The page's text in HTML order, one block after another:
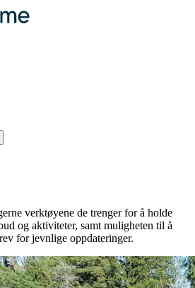
verktøyene de trenger for å holde
og aktiviteter, samt muligheten til å
for jevnlige oppdateringer.